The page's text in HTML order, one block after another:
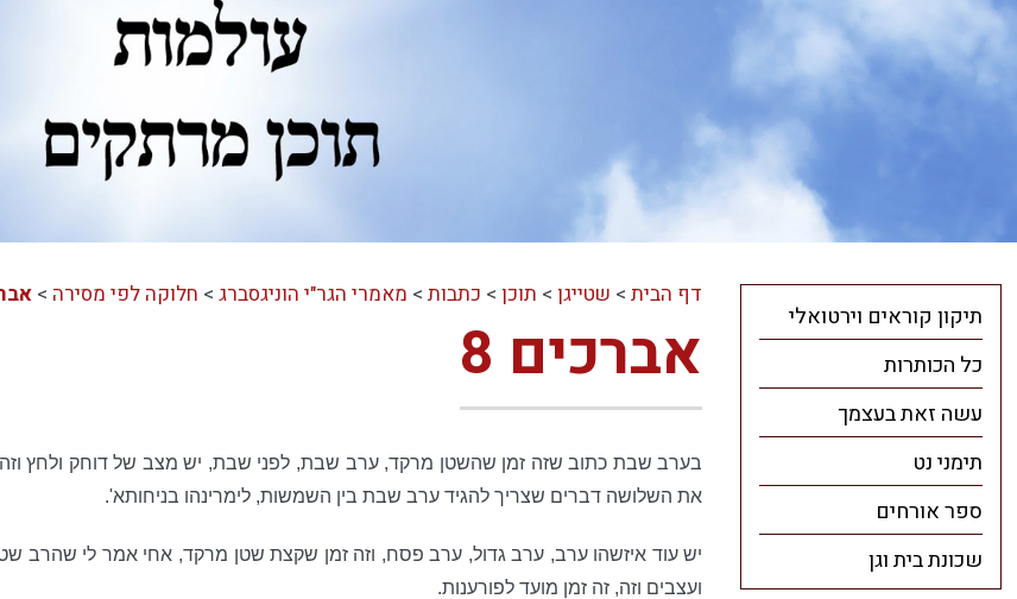
דף הבית> שטייגן> תוכן> כתבות> מאמרי הגר"י הוניגסברג> חלוקה לפי מסירה >
אברכים 8
בערב שבת כתוב שזה זמן שהשטן מרקד, ערב שבת, לפני שבת, יש מצב של דוחק ולחץ
את השלושה דברים שצריך להגיד ערב שבת בין השמשות, לימרינהו בניחותא'.
יש עוד איזשהו ערב, ערב גדול, ערב פסח, וזה זמן שקצת שטן מרקד, אחי אמר לי שהרב
ועצבים וזה, זה זמן מועד לפורענות.
תיקון קוראים וירטואלי
כל הכותרות
עשה זאת בעצמך
תימני נט
ספר אורחים
שכונת בית וגן